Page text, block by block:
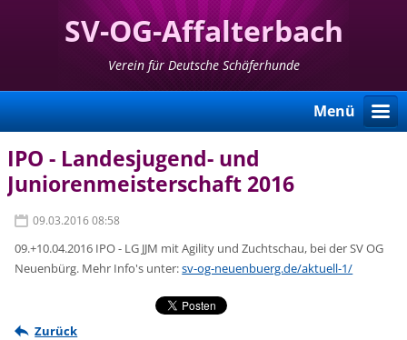
SV-OG-Affalterbach
Verein für Deutsche Schäferhunde
Menü
IPO - Landesjugend- und
Juniorenmeisterschaft 2016
09.03.2016 08:58
09.+10.04.2016 IPO - LG JJM mit Agility und Zuchtschau, bei der SV OG
Neuenbürg. Mehr Info's unter:sv-og-neuenbuerg.de/aktuell-1/
Zurück